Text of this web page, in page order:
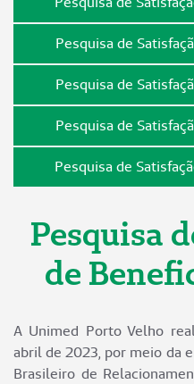
Pesquisa de
Pesquisa de
Pesquisa de
Pesquisa de
Pesquisa
de
A Unimed Porto Velho
abril de 2023, por meio da
Brasileiro de